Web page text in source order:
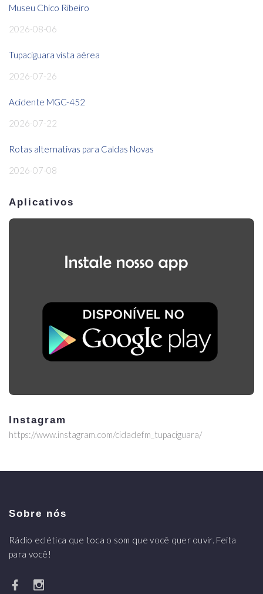
Museu Chico Ribeiro
2026-08-06
Tupaciguara vista aérea
2026-07-26
Acidente MGC-452
2026-07-22
Rotas alternativas para Caldas Novas
2026-07-08
Aplicativos
Instagram
https://www.instagram.com/cidadefm_tupaciguara/
Sobre nós
Rádio eclética que toca o som que você quer ouvir. Feita
para você!